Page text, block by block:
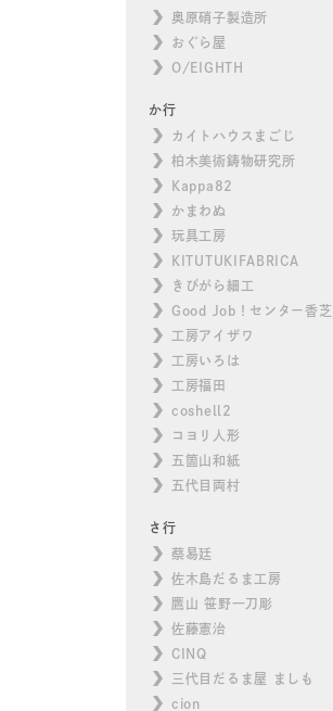
奥原硝子製造所
おぐら屋
O/EIGHTH
か行
カイトハウスまごじ
柏木美術鋳物研究所
Kappa82
かまわぬ
玩具工房
KITUTUKIFABRICA
きびがら細工
Good Job！センター香芝
工房アイザワ
工房いろは
工房福田
coshell2
コヨリ人形
五箇山和紙
五代目両村
さ行
蔡易廷
佐木島だるま工房
鷹山 笹野一刀彫
佐藤憲治
CINQ
三代目だるま屋 ましも
cion